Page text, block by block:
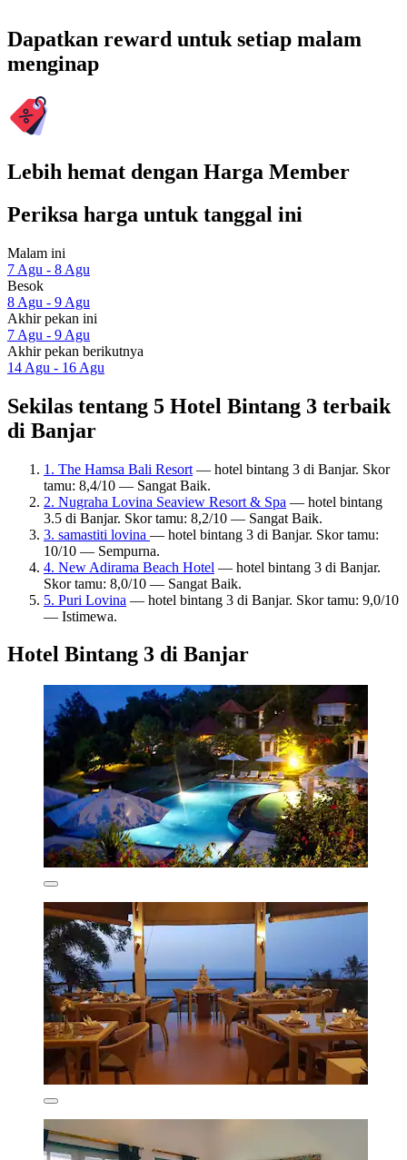
Dapatkan reward untuk setiap malam
menginap
Lebih hemat dengan Harga Member
Periksa harga untuk tanggal ini
Malam ini
7 Agu - 8 Agu
Besok
8 Agu - 9 Agu
Akhir pekan ini
7 Agu - 9 Agu
Akhir pekan berikutnya
14 Agu - 16 Agu
Sekilas tentang 5 Hotel Bintang 3 terbaik
di Banjar
1. The Hamsa Bali Resort — hotel bintang 3 di Banjar. Skor
tamu: 8,4/10 — Sangat Baik.
2. Nugraha Lovina Seaview Resort & Spa — hotel bintang
3.5 di Banjar. Skor tamu: 8,2/10 — Sangat Baik.
3. samastiti lovina — hotel bintang 3 di Banjar. Skor tamu:
10/10 — Sempurna.
4. New Adirama Beach Hotel — hotel bintang 3 di Banjar.
Skor tamu: 8,0/10 — Sangat Baik.
5. Puri Lovina — hotel bintang 3 di Banjar. Skor tamu: 9,0/10
— Istimewa.
Hotel Bintang 3 di Banjar